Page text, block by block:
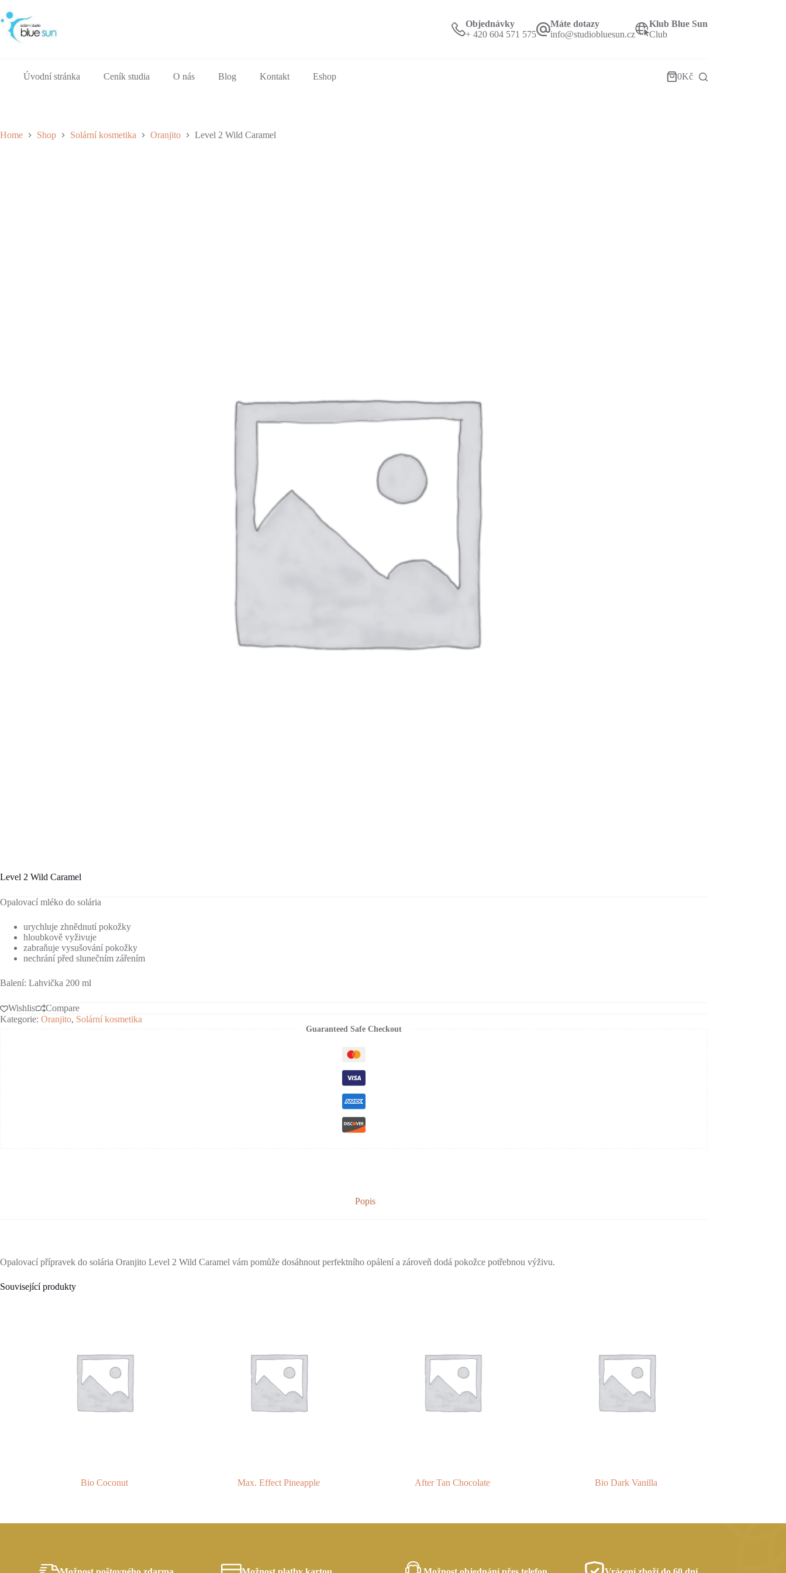
to
content
Objednávky
+ 420 604 571 575
Máte dotazy
info@studiobluesun.cz
Klub Blue Sun
Club
Úvodní stránka Ceník studia O nás Blog Kontakt Eshop
Shopping
0Kč
Home Shop Solární kosmetika Oranjito Level 2 Wild Caramel
Level 2 Wild Caramel
Opalovací mléko do solária
urychluje zhnědnutí pokožky
hloubkově vyživuje
zabraňuje vysušování pokožky
nechrání před slunečním zářením
Balení: Lahvička 200 ml
Wishlist
Compare
Kategorie: Oranjito, Solární kosmetika
Guaranteed Safe Checkout
Popis
Opalovací přípravek do solária Oranjito Level 2 Wild Caramel vám pomůže dosáhnout perfektního opálení a zároveň dodá pokožce potřebnou výživu.
Související produkty
Bio Coconut Max. Effect Pineapple After Tan Chocolate Bio Dark Vanilla